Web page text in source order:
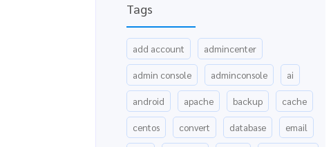
Tags
add account admincenter
admin console adminconsole ai
android apache backup cache
centos convert database email